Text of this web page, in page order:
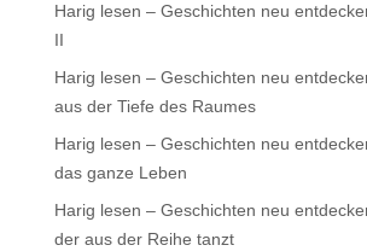
Harig lesen – Geschichten neu
II
Harig lesen – Geschichten neu
aus der Tiefe des Raumes
Harig lesen – Geschichten neu
das ganze Leben
Harig lesen – Geschichten neu
der aus der Reihe tanzt